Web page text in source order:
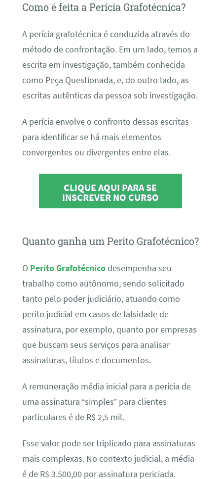
Como é feita a Perícia Grafotécnica?
A perícia grafotécnica é conduzida através do
método de confrontação. Em um lado, temos a
escrita em investigação, também conhecida
como Peça Questionada, e, do outro lado, as
escritas autênticas da pessoa sob investigação.
A perícia envolve o confronto dessas escritas
para identificar se há mais elementos
convergentes ou divergentes entre elas.
CLIQUE AQUI PARA SE
INSCREVER NO CURSO
Quanto ganha um Perito Grafotécnico?
O Perito Grafotécnicodesempenha seu
trabalho como autônomo, sendo solicitado
tanto pelo poder judiciário, atuando como
perito judicial em casos de falsidade de
assinatura, por exemplo, quanto por empresas
que buscam seus serviços para analisar
assinaturas, títulos e documentos.
A remuneração média inicial para a perícia de
uma assinatura “simples” para clientes
particulares é de R$ 2,5 mil.
Esse valor pode ser triplicado para assinaturas
mais complexas. No contexto judicial, a média
é de R$ 3.500,00 por assinatura periciada.